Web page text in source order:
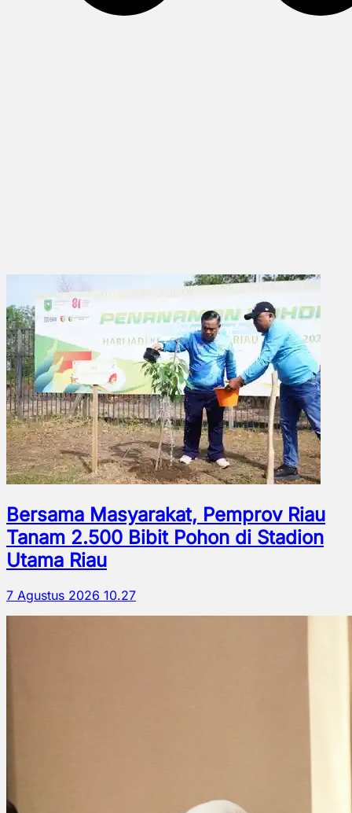
Bersama Masyarakat, Pemprov Riau
Tanam 2.500 Bibit Pohon di Stadion
Utama Riau
7 Agustus 2026 10.27